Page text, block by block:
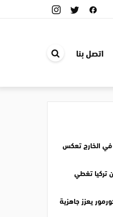
اتصل بنا
الموقع
في الخارج تعكس
تركيا تغطي
يعزز جاهزية